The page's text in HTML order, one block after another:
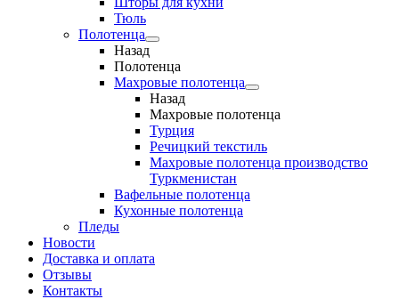
Тюль
Полотенца
Назад
Полотенца
Махровые полотенца
Назад
Махровые полотенца
Турция
Речицкий текстиль
Махровые полотенца производство
Туркменистан
Вафельные полотенца
Кухонные полотенца
Пледы
Новости
Доставка и оплата
Отзывы
Контакты